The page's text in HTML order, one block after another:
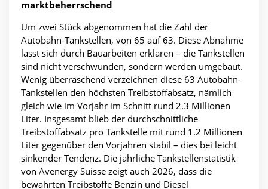
marktbeherrschend
Um zwei Stück abgenommen hat die Zahl der
Autobahn-Tankstellen, von 65 auf 63. Diese Abnahme
lässt sich durch Bauarbeiten erklären – die Tankstellen
sind nicht verschwunden, sondern werden umgebaut.
Wenig überraschend verzeichnen diese 63 Autobahn-
Tankstellen den höchsten Treibstoffabsatz, nämlich
gleich wie im Vorjahr im Schnitt rund 2.3 Millionen
Liter. Insgesamt blieb der durchschnittliche
Treibstoffabsatz pro Tankstelle mit rund 1.2 Millionen
Liter gegenüber den Vorjahren stabil – dies bei leicht
sinkender Tendenz. Die jährliche Tankstellenstatistik
von Avenergy Suisse zeigt auch 2026, dass die
bewährten Treibstoffe Benzin und Diesel